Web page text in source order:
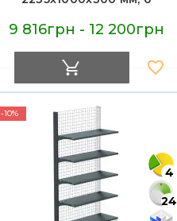
антрацит, для складу
та магазину, Україна
9 816грн - 12 200грн
-10%
4
24